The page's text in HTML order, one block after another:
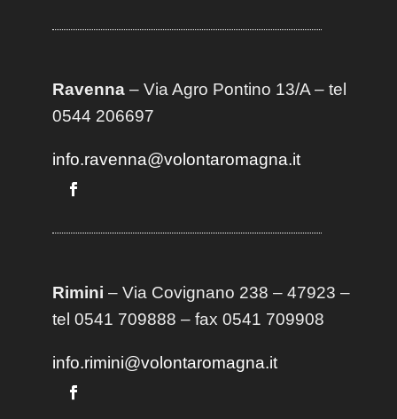
Ravenna– Via Agro Pontino 13/A– tel
0544 206697
info.ravenna@volontaromagna.it
Rimini – Via Covignano 238 – 47923 –
tel 0541 709888 – fax 0541 709908
info.rimini@volontaromagna.it